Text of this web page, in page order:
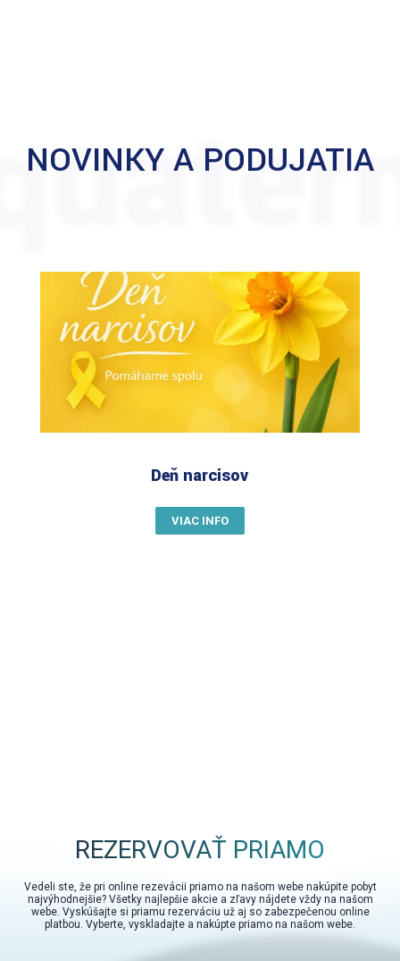
NOVINKY A PODUJATIA
Deň narcisov
VIAC INFO
REZERVOVAŤ PRIAMO
Vedeli ste, že pri online rezevácii priamo na našom webe nakúpite pobyt
najvýhodnejšie? Všetky najlepšie akcie a zľavy nájdete vždy na našom
webe. Vyskúšajte si priamu rezerváciu už aj so zabezpečenou online
platbou. Vyberte, vyskladajte a nakúpte priamo na našom webe.